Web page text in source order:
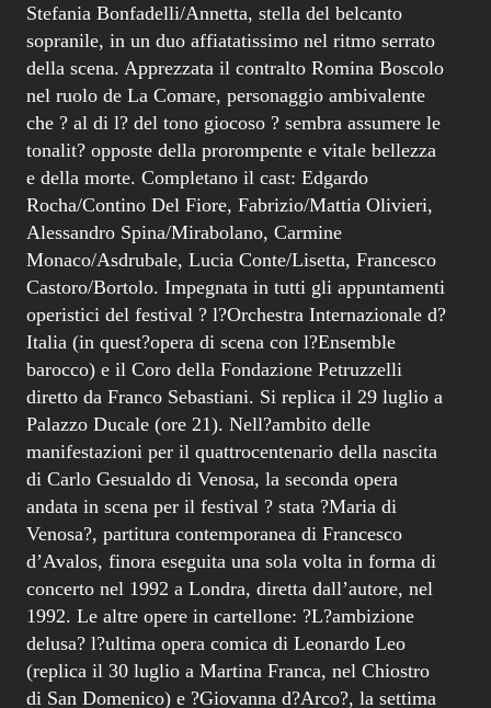
Stefania Bonfadelli/Annetta, stella del belcanto
sopranile, in un duo affiatatissimo nel ritmo serrato
della scena. Apprezzata il contralto Romina Boscolo
nel ruolo de La Comare, personaggio ambivalente
che ? al di l? del tono giocoso ? sembra assumere le
tonalit? opposte della prorompente e vitale bellezza
e della morte. Completano il cast: Edgardo
Rocha/Contino Del Fiore, Fabrizio/Mattia Olivieri,
Alessandro Spina/Mirabolano, Carmine
Monaco/Asdrubale, Lucia Conte/Lisetta, Francesco
Castoro/Bortolo. Impegnata in tutti gli appuntamenti
operistici del festival ? l?Orchestra Internazionale d?
Italia (in quest?opera di scena con l?Ensemble
barocco) e il Coro della Fondazione Petruzzelli
diretto da Franco Sebastiani. Si replica il 29 luglio a
Palazzo Ducale (ore 21). Nell?ambito delle
manifestazioni per il quattrocentenario della nascita
di Carlo Gesualdo di Venosa, la seconda opera
andata in scena per il festival ? stata ?Maria di
Venosa?, partitura contemporanea di Francesco
d’Avalos, finora eseguita una sola volta in forma di
concerto nel 1992 a Londra, diretta dall’autore, nel
1992. Le altre opere in cartellone: ?L?ambizione
delusa? l?ultima opera comica di Leonardo Leo
(replica il 30 luglio a Martina Franca, nel Chiostro
di San Domenico) e ?Giovanna d?Arco?, la settima